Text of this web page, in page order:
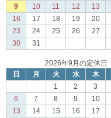
9
10 11 12 13
16
17 18 19 20
23
24 25 26 27
30
31
2026年9月の定休日
日
月 火 水 木
1
2 3
6
7 8 9 10
13
14 15 16 17